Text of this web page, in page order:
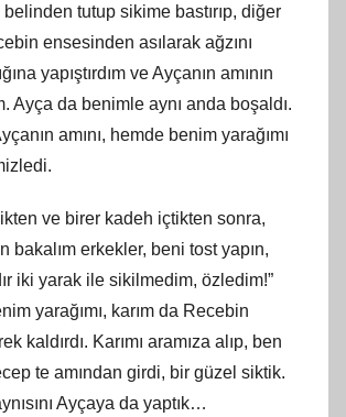
tutup sikime bastırıp, diğer
ensesinden asılarak ağzını
yapıştırdım ve Ayçanın amının
Ayça da benimle aynı anda boşaldı.
amını, hemde benim yarağımı
ve birer kadeh içtikten sonra,
bakal ım erkekler, beni tost yapın,
iki yarak ile sikilmedim, özledim!”
yarağımı, karım da Recebin
kaldırdı. Karımı aramıza alıp, ben
te amından girdi, bir güzel siktik.
Ayçaya da yaptık…